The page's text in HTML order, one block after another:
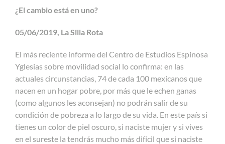
¿El cambio está en uno?
05/06/2019, La Silla Rota
El más reciente informe del Centro de Estudios Espinosa
Yglesias sobre movilidad social lo confirma: en las
actuales circunstancias, 74 de cada 100 mexicanos que
nacen en un hogar pobre, por más que le echen ganas
(como algunos les aconsejan) no podrán salir de su
condición de pobreza a lo largo de su vida. En este país si
tienes un color de piel oscuro, si naciste mujer y si vives
en el sureste la tendrás mucho más difícil que si naciste